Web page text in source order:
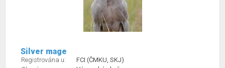
Silver mage
Registrována u:
FCI (ČMKU, SKJ)